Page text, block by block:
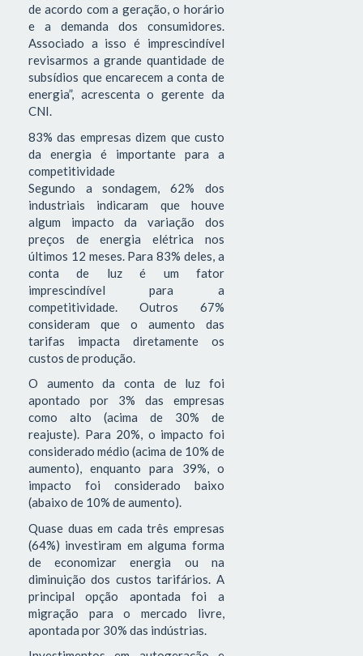
de acordo com a geração, o horário
e a demanda dos consumidores.
Associado a isso é imprescindível
revisarmos a grande quantidade de
subsídios que encarecem a conta de
energia”, acrescenta o gerente da
CNI.
83% das empresas dizem que custo
da energia é importante para a
competitividade
Segundo a sondagem, 62% dos
industriais indicaram que houve
algum impacto da variação dos
preços de energia elétrica nos
últimos 12 meses. Para 83% deles, a
conta de luz é um fator
imprescindível para a
competitividade. Outros 67%
consideram que o aumento das
tarifas impacta diretamente os
custos de produção.
O aumento da conta de luz foi
apontado por 3% das empresas
como alto (acima de 30% de
reajuste). Para 20%, o impacto foi
considerado médio (acima de 10% de
aumento), enquanto para 39%, o
impacto foi considerado baixo
(abaixo de 10% de aumento).
Quase duas em cada três empresas
(64%) investiram em alguma forma
de economizar energia ou na
diminuição dos custos tarifários. A
principal opção apontada foi a
migração para o mercado livre,
apontada por 30% das indústrias.